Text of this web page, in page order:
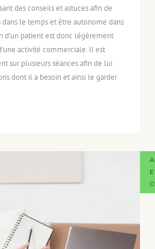
des conseils et astuces afin de
le temps et être autonome dans
d’un patient est donc légèrement
activité commerciale. Il est
sur plusieurs séances afin de lui
dont il a besoin et ainsi le garder